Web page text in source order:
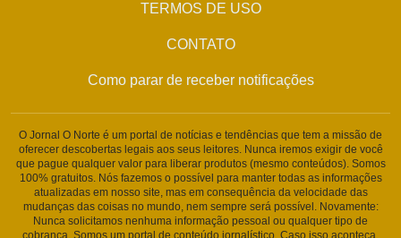
TERMOS DE USO
CONTATO
Como parar de receber notificações
O Jornal O Norte é um portal de notícias e tendências que tem a missão de
oferecer descobertas legais aos seus leitores. Nunca iremos exigir de você
que pague qualquer valor para liberar produtos (mesmo conteúdos). Somos
100% gratuitos. Nós fazemos o possível para manter todas as informações
atualizadas em nosso site, mas em consequência da velocidade das
mudanças das coisas no mundo, nem sempre será possível. Novamente:
Nunca solicitamos nenhuma informação pessoal ou qualquer tipo de
cobrança. Somos um portal de conteúdo jornalístico. Caso isso aconteça,